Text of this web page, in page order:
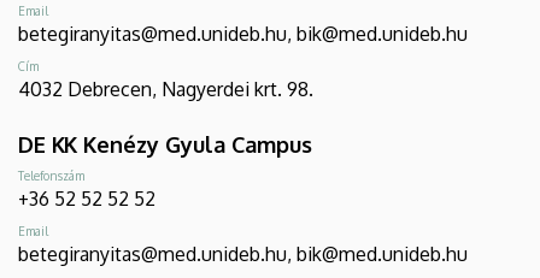
Email
betegiranyitas@med.unideb.hu, bik@med.unideb.hu
Cím
4032 Debrecen, Nagyerdei krt. 98.
DE KK Kenézy Gyula Campus
Telefonszám
+36 52 52 52 52
Email
betegiranyitas@med.unideb.hu, bik@med.unideb.hu